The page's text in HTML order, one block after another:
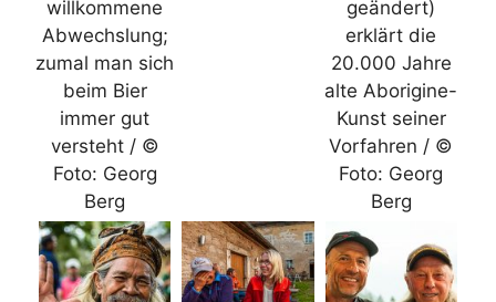
willkommene
Abwechslung;
zumal man sich
beim Bier
immer gut
versteht / ©
Foto: Georg
Berg
geändert)
erklärt die
20.000 Jahre
alte Aborigine-
Kunst seiner
Vorfahren / ©
Foto: Georg
Berg